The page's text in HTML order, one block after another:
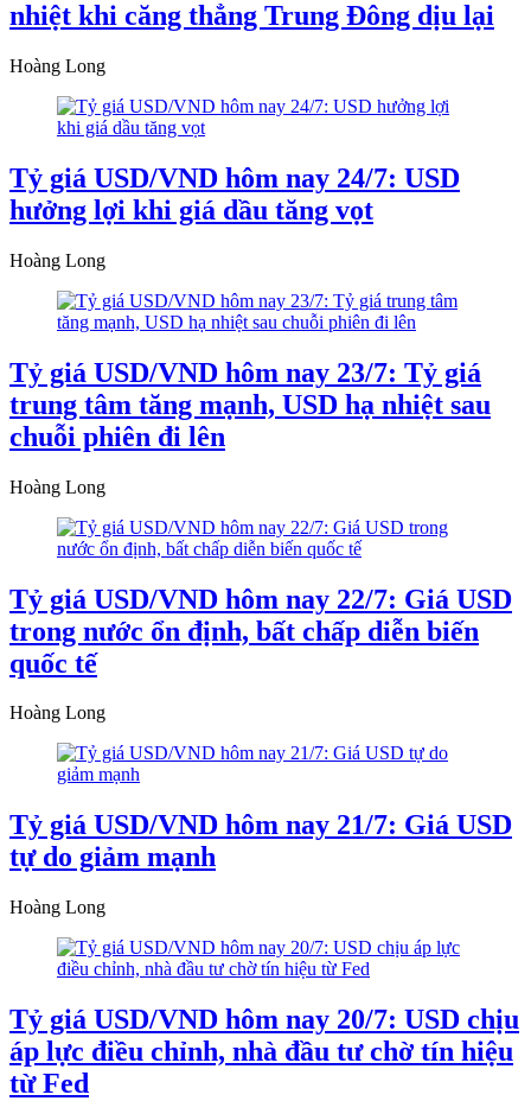
nhiệt khi căng thẳng Trung Đông dịu lại
Hoàng Long
Tỷ giá USD/VND hôm nay 24/7: USD
hưởng lợi khi giá dầu tăng vọt
Hoàng Long
Tỷ giá USD/VND hôm nay 23/7: Tỷ giá
trung tâm tăng mạnh, USD hạ nhiệt sau
chuỗi phiên đi lên
Hoàng Long
Tỷ giá USD/VND hôm nay 22/7: Giá USD
trong nước ổn định, bất chấp diễn biến
quốc tế
Hoàng Long
Tỷ giá USD/VND hôm nay 21/7: Giá USD
tự do giảm mạnh
Hoàng Long
Tỷ giá USD/VND hôm nay 20/7: USD chịu
áp lực điều chỉnh, nhà đầu tư chờ tín hiệu
từ Fed